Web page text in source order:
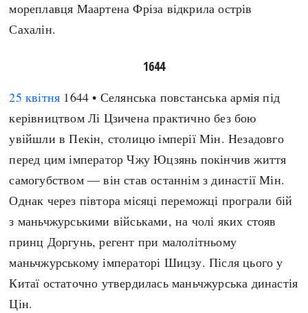
мореплавця Маартена Фріза відкрила острів
Сахалін.
1644
25 квітня 1644 • Селянська повстанська армія під
керівництвом Лі Цзичена практично без бою
увійшли в Пекін, столицю імперії Мін. Незадовго
перед цим імператор Чжу Юцзянь покінчив життя
самогубством — він став останнім з династії Мін.
Однак через півтора місяці переможці програли бій
з маньчжурськими військами, на чолі яких стояв
принц Доргунь, регент при малолітньому
маньчжурському імператорі Шицзу. Після цього у
Китаї остаточно утвердилась маньчжурська династія
Цін.